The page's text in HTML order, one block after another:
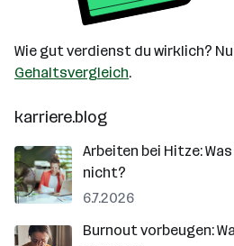
Wie gut verdienst du wirklich?
Gehaltsvergleich.
karriere.blog
Arbeiten bei Hitze:
nicht?
6.7.2026
Burnout vorbeugen: